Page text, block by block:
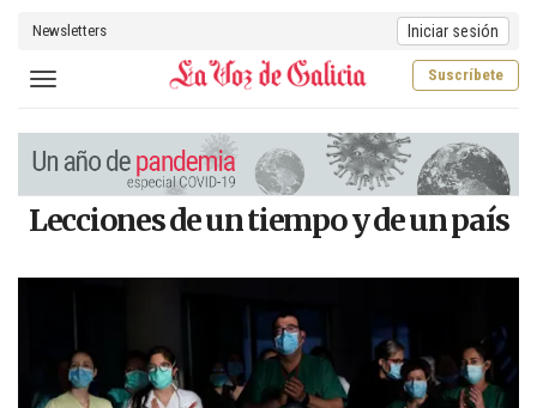
Newsletters Iniciar sesión
Toggle navigation Suscríbete
Lecciones de un tiempo y de un país